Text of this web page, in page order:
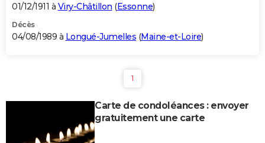
01/12/1911 à Viry-Châtillon (Essonne)
Décès
04/08/1989 à Longué-Jumelles (Maine-et-Loire)
1
Carte de condoléances : envoyer
gratuitement une carte